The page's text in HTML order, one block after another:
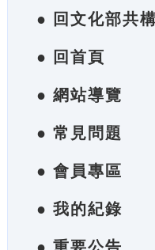
● 回文化部共
● 回首頁
● 網站導覽
● 常見問題
● 會員專區
● 我的紀錄